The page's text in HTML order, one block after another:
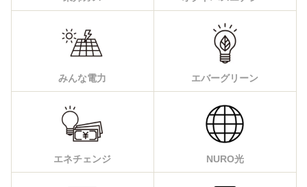
みんな電力 エバーグリーン
エネチェンジ NURO光